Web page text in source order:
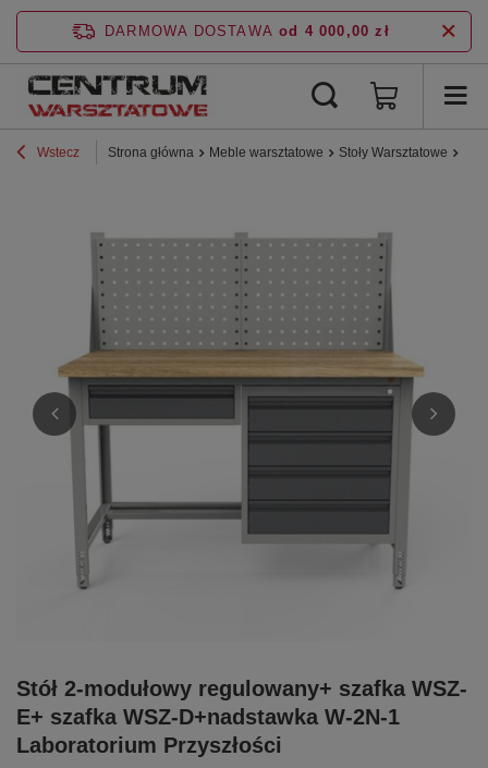
DARMOWA DOSTAWA od 4 000,00 zł
Wstecz Strona główna Meble warsztatowe Stoły Warsztatowe
Stół 2-modułowy regulowany+ szafka WSZ-
E+ szafka WSZ-D+nadstawka W-2N-1
Laboratorium Przyszłości